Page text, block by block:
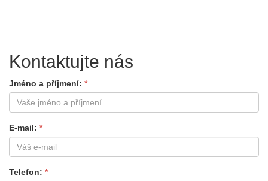
Kontaktujte nás
Jméno a příjmení
E-mail
Telefon